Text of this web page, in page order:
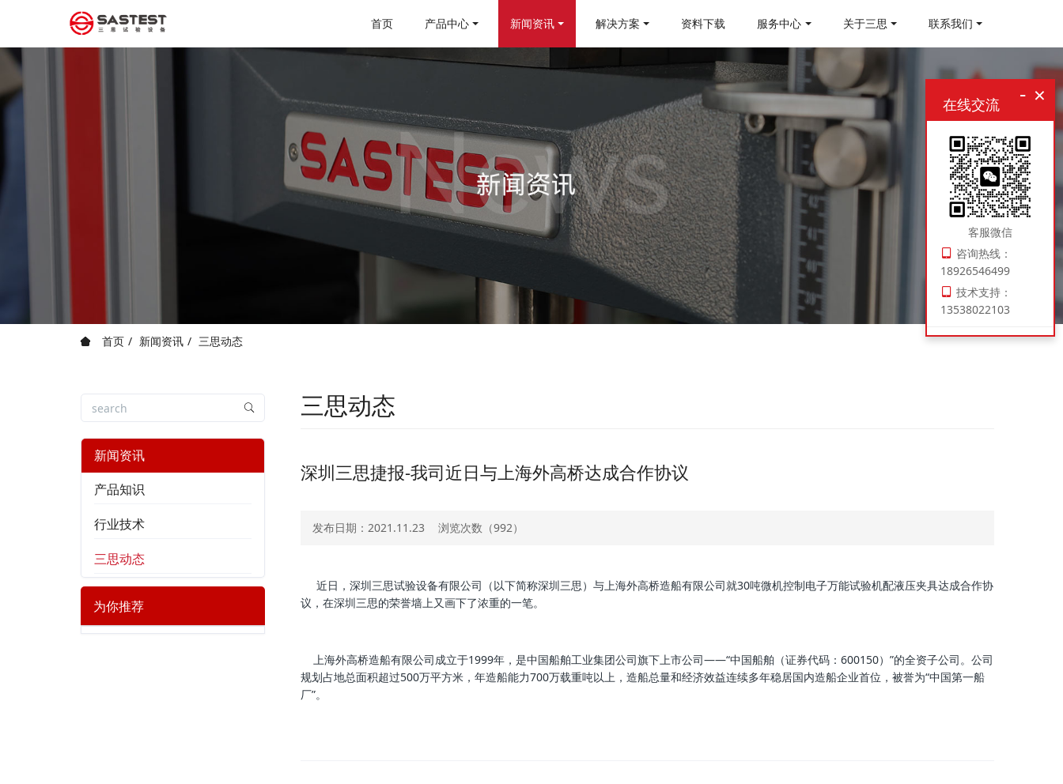
首页 产品中心 新闻资讯 解决方案 资料下载 服务中心 关于三思 联系我们
首页 新闻资讯 三思动态
三思动态
深圳三思捷报-我司近日与上海外高桥达成合作协议
发布日期：2021.11.23 浏览次数（992）
近日，深圳三思试验设备有限公司（以下简称深圳三思）与上海外高桥造船有限公司就30吨微机控制电子万能试验机配液压夹具达成合作协
议，在深圳三思的荣誉墙上又画下了浓重的一笔。
上海外高桥造船有限公司成立于1999年，是中国船舶工业集团公司旗下上市公司——“中国船舶（证券代码：600150）”的全资子公司。公司
规划占地总面积超过500万平方米，年造船能力700万载重吨以上，造船总量和经济效益连续多年稳居国内造船企业首位，被誉为“中国第一船
厂”。
新闻资讯
产品知识
行业技术
三思动态
为你推荐
×
-
在线交流
客服微信
咨询热线：
18926546499
技术支持：
13538022103